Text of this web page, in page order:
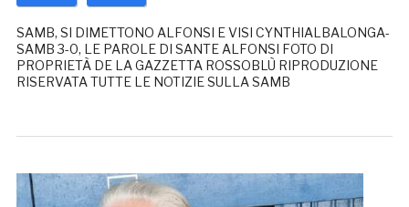
SAMB, SI DIMETTONO ALFONSI E VISI CYNTHIALBALONGA-
SAMB 3-0, LE PAROLE DI SANTE ALFONSI FOTO DI
PROPRIETÀ DE LA GAZZETTA ROSSOBLÙ RIPRODUZIONE
RISERVATA TUTTE LE NOTIZIE SULLA SAMB